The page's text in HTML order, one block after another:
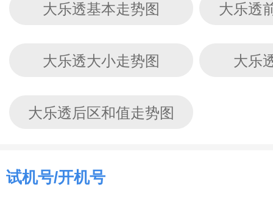
大乐透基本走势图 大乐透
大乐透大小走势图 大乐
大乐透后区和值走势图
试机号/开机号